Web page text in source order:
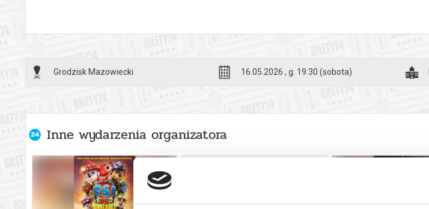
Grodzisk Mazowiecki 16.05.2026 , g. 19:30 (sobota)
Inne wydarzenia organizatora